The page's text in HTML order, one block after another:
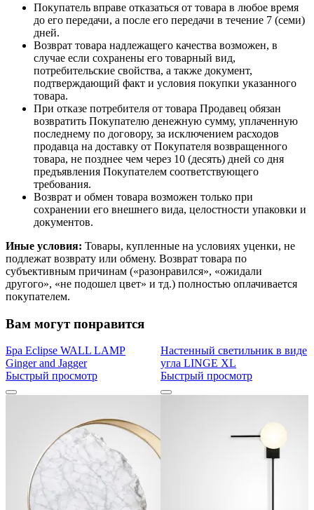
Покупатель вправе отказаться от товара в любое время
до его передачи, а после его передачи в течение 7 (семи)
дней.
Возврат товара надлежащего качества возможен, в
случае если сохранены его товарный вид,
потребительские свойства, а также документ,
подтверждающий факт и условия покупки указанного
товара.
При отказе потребителя от товара Продавец обязан
возвратить Покупателю денежную сумму, уплаченную
последнему по договору, за исключением расходов
продавца на доставку от Покупателя возвращенного
товара, не позднее чем через 10 (десять) дней со дня
предъявления Покупателем соответствующего
требования.
Возврат и обмен товара возможен только при
сохранении его внешнего вида, целостности упаковки и
документов.
Иные условия: Товары, купленные на условиях уценки, не
подлежат возврату или обмену. Возврат товара по
субъективным причинам («разонравился», «ожидали
другого», «не подошел цвет» и тд.) полностью оплачивается
покупателем.
Вам могут понравится
Бра Eclipse WALL LAMP
Ginger and Jagger
Быстрый просмотр
Настенный светильник в виде
угла LINGE XL
Быстрый просмотр